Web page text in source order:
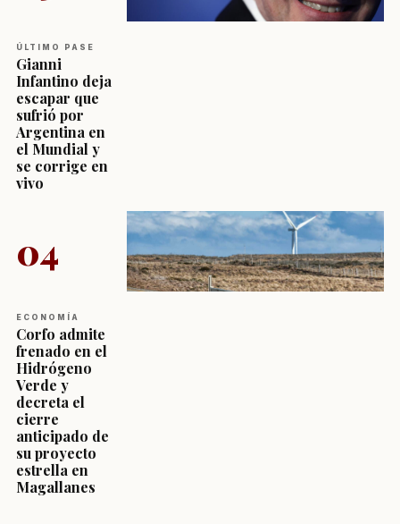
ÚLTIMO PASE
Gianni
Infantino deja
escapar que
sufrió por
Argentina en
el Mundial y
se corrige en
vivo
04
ECONOMÍA
Corfo admite
frenado en el
Hidrógeno
Verde y
decreta el
cierre
anticipado de
su proyecto
estrella en
Magallanes